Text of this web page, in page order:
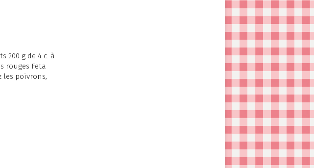
200 g de 4 c. à
rouges Feta
les poivrons,